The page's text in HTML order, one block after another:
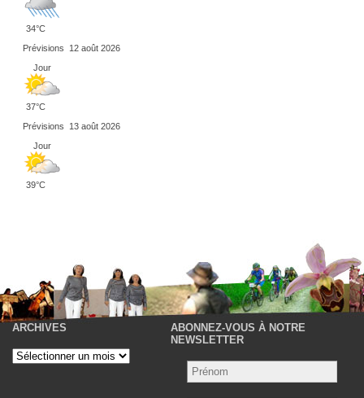
34°C
Prévisions
12 août 2026
Jour
37°C
Prévisions
13 août 2026
Jour
39°C
ARCHIVES
Archives
ABONNEZ-VOUS À NOTRE
NEWSLETTER